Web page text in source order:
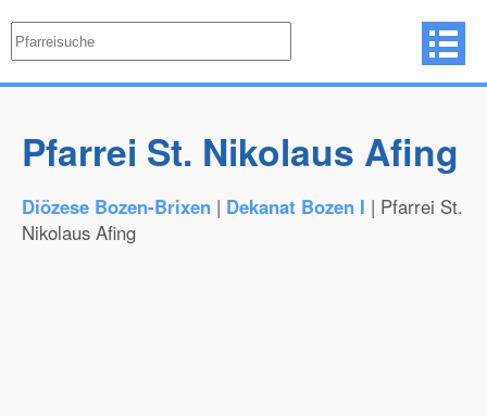
Pfarrei St. Nikolaus Afing
Diözese Bozen-Brixen | Dekanat Bozen I | Pfarrei St.
Nikolaus Afing